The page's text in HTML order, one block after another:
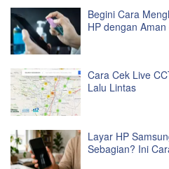
Begini Cara
HP dengan
Cara Cek Live
Lalu Lintas
Layar HP
Sebagian? Ini